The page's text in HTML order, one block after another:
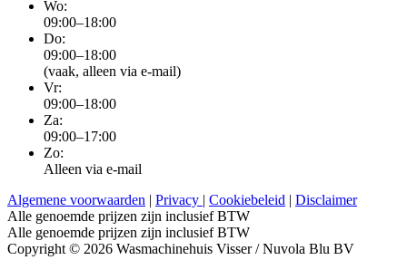
Wo:
09:00–18:00
Do:
09:00–18:00
(vaak, alleen via e-mail)
Vr:
09:00–18:00
Za:
09:00–17:00
Zo:
Alleen via e-mail
Algemene voorwaarden | Privacy | Cookiebeleid | Disclaimer
Alle genoemde prijzen zijn inclusief BTW
Alle genoemde prijzen zijn inclusief BTW
Copyright © 2026 Wasmachinehuis Visser / Nuvola Blu BV